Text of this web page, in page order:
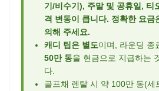
기/비수기), 주말 및 공휴일, 티
격 변동이 큽니다. 정확한 요금
의해 주세요.
캐디 팁은 별도이며, 라운딩 종
50만 동을 현금으로 지급하는
다.
골프채 렌탈 시 약 100만 동(세